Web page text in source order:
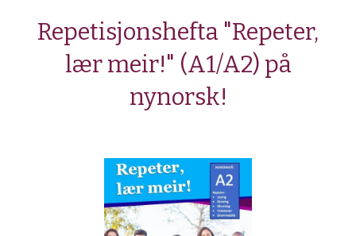
Repetisjonshefta "Repeter,
lær meir!" (A1/A2) på
nynorsk!